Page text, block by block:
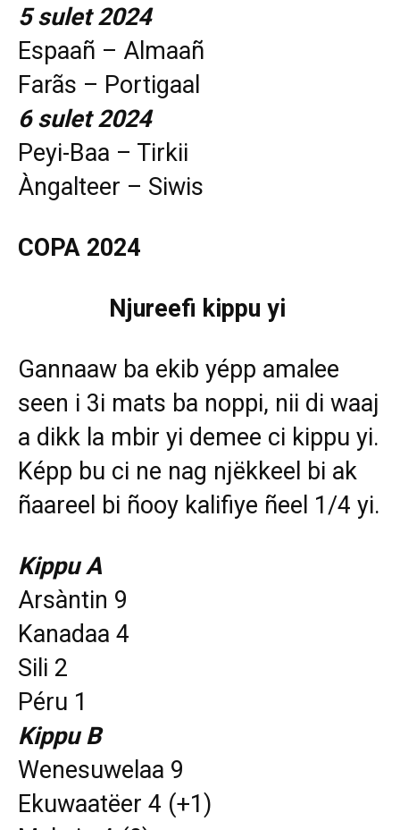
5 sulet 2024
Espaañ – Almaañ
Farãs – Portigaal
6 sulet 2024
Peyi-Baa – Tirkii
Àngalteer – Siwis
COPA 2024
Njureefi kippu yi
Gannaaw ba ekib yépp amalee
seen i 3i mats ba noppi, nii di waaj
a dikk la mbir yi demee ci kippu yi.
Képp bu ci ne nag njëkkeel bi ak
ñaareel bi ñooy kalifiye ñeel 1/4 yi.
Kippu A
Arsàntin 9
Kanadaa 4
Sili 2
Péru 1
Kippu B
Wenesuwelaa 9
Ekuwaatëer 4 (+1)